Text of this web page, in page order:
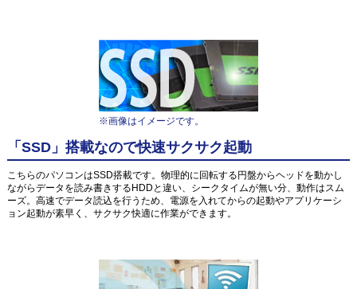
※画像はイメージです。
「SSD」搭載なので快速サクサク起動
こちらのパソコンはSSD搭載です。物理的に回転する円盤からヘッドを動かし
ながらデータを読み書きするHDDと違い、シークタイムが無い分、動作はスム
ーズ。高速でデータ読込を行うため、電源を入れてからの起動やアプリケーシ
ョン起動が素早く、サクサク快適に作業ができます。